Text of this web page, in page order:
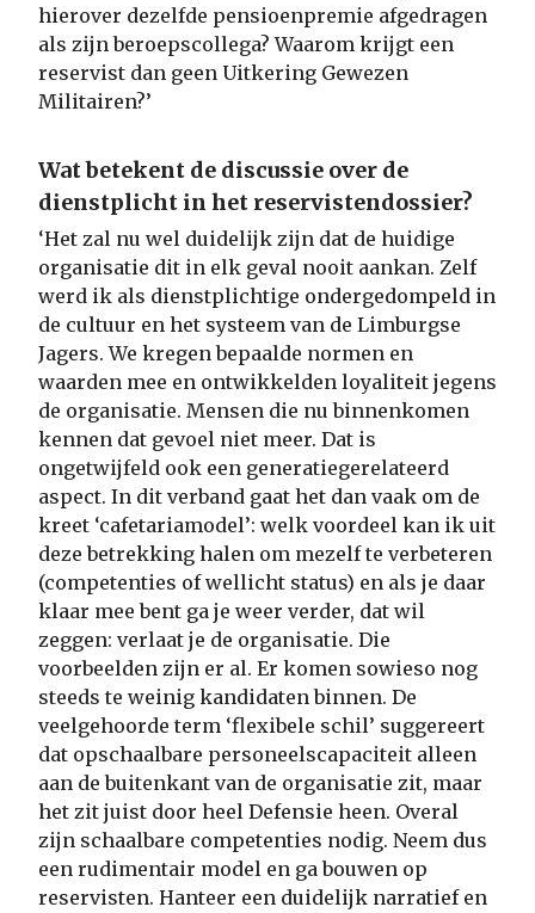
hierover dezelfde pensioenpremie afgedragen
als zijn beroepscollega? Waarom krijgt een
reservist dan geen Uitkering Gewezen
Militairen?’
Wat betekent de discussie over de
dienstplicht in het reservistendossier?
‘Het zal nu wel duidelijk zijn dat de huidige
organisatie dit in elk geval nooit aankan. Zelf
werd ik als dienstplichtige ondergedompeld in
de cultuur en het systeem van de Limburgse
Jagers. We kregen bepaalde normen en
waarden mee en ontwikkelden loyaliteit jegens
de organisatie. Mensen die nu binnenkomen
kennen dat gevoel niet meer. Dat is
ongetwijfeld ook een generatiegerelateerd
aspect. In dit verband gaat het dan vaak om de
kreet ‘cafetariamodel’: welk voordeel kan ik uit
deze betrekking halen om mezelf te verbeteren
(competenties of wellicht status) en als je daar
klaar mee bent ga je weer verder, dat wil
zeggen: verlaat je de organisatie. Die
voorbeelden zijn er al. Er komen sowieso nog
steeds te weinig kandidaten binnen. De
veelgehoorde term ‘flexibele schil’ suggereert
dat opschaalbare personeelscapaciteit alleen
aan de buitenkant van de organisatie zit, maar
het zit juist door heel Defensie heen. Overal
zijn schaalbare competenties nodig. Neem dus
een rudimentair model en ga bouwen op
reservisten. Hanteer een duidelijk narratief en